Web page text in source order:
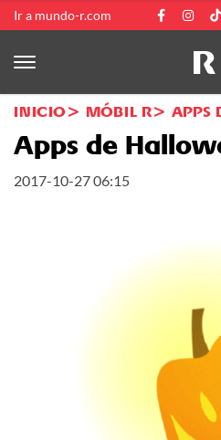
Ir a mundo-r.com
INICIO MÓBIL R APPS
Apps de
2017-10-27 06:15